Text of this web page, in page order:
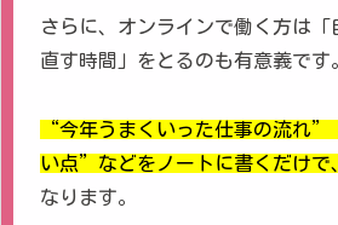
さらに、オンラインで働く方は「
直す時間」をとるのも有意義です
“今年うまくいった仕事の流れ
い点”などをノートに書くだけで
なります。